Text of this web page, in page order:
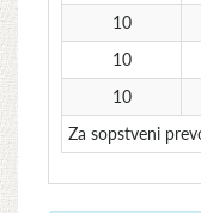
10
10
10
Za sopstveni